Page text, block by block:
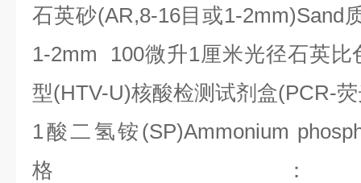
石英砂(AR,8-16目或1-2mm)Sand
1-2mm 100微升1厘米光径石英比
型(HTV-U)核酸检测试剂盒(PCR-
1酸二氢铵 (SP)Ammonium
格